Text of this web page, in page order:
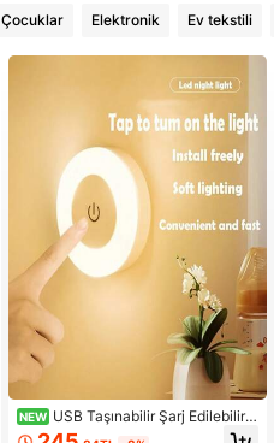
Çocuklar Elektronik Ev tekstili
NEW USB Taşınabilir Şarj Edilebilir L
ED Dokunmatik Gece Lambası - Yat